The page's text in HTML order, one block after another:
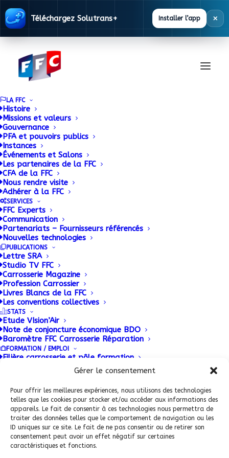
Gérer le consentement
Pour offrir les meilleures expériences, nous utilisons des technologies
telles que les cookies pour stocker et/ou accéder aux informations des
appareils. Le fait de consentir à ces technologies nous permettra de
traiter des données telles que le comportement de navigation ou les
ID uniques sur ce site. Le fait de ne pas consentir ou de retirer son
consentement peut avoir un effet négatif sur certaines
caractéristiques et fonctions.
Téléchargez Solutrans+ Installer l’app ×
LA FFC
Histoire
Missions et valeurs
Gouvernance
PFA et pouvoirs publics
Instances
Événements et Salons
Les partenaires de la FFC
CFA de la FFC
Nous rendre visite
Adhérer à la FFC
SERVICES
FFC Experts
Communication
Partenariats – Fournisseurs référencés
Nouvelles technologies
PUBLICATIONS
Lettre SRA
Studio TV FFC
Carrosserie Magazine
Profession Carrossier
Livres Blancs de la FFC
Les conventions collectives
STATS
Etude VIsion’Air
Note de conjoncture économique BDO
Baromètre FFC Carrosserie Réparation
FORMATION / EMPLOI
Filière carrosserie et pôle formation
Enseignement et diplômes
Outils de Promotion Filière
Témoignages
Plateforme emploi : Mobili’JOB
PATRIMOINE
ADHERENT FFC
SGS France cherche
des carrossiers
29 SEPTEMBRE 2015
Le pôle « Automotive » de SGS recherche des
carrossiers pour l’Ile-de-France et les régions
Lyonnaise et Lilloise.
Conditions Générales de Vente (CGV)
Politique de confidentialité